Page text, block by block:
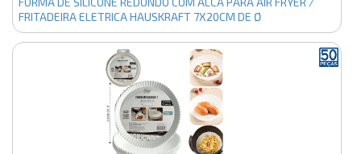
FRITADEIRA ELETRICA HAUSKRAFT 7X20CM DE Ø